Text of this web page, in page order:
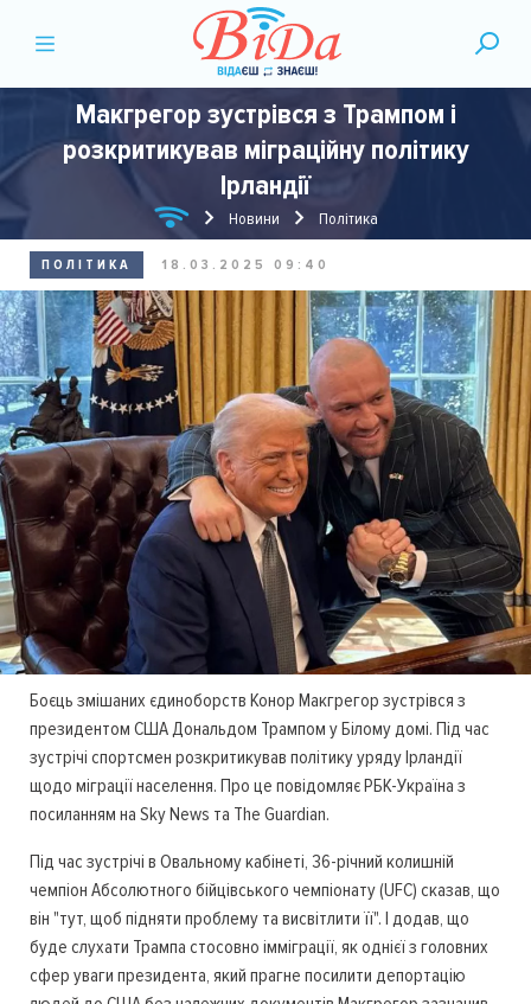
Макгрегор зустрівся з Трампом і
розкритикував міграційну політику
Ірландії
Новини Політика
ПОЛІТИКА 18.03.2025 09:40
Боєць змішаних єдиноборств Конор Макгрегор зустрівся з
президентом США Дональдом Трампом у Білому домі. Під час
зустрічі спортсмен розкритикував політику уряду Ірландії
щодо міграції населення. Про це повідомляє РБК-Україна з
посиланням на Sky News та The Guardian.
Під час зустрічі в Овальному кабінеті, 36-річний колишній
чемпіон Абсолютного бійцівського чемпіонату (UFC) сказав, що
він "тут, щоб підняти проблему та висвітлити її". І додав, що
буде слухати Трампа стосовно імміграції, як однієї з головних
сфер уваги президента, який прагне посилити депортацію